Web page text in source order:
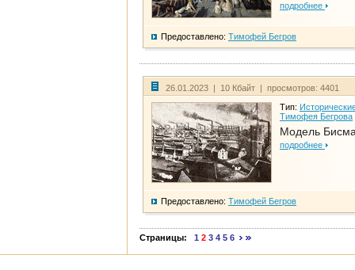
подробнее
Предоставлено: Тимофей Бегров
26.01.2023 | 10 Кбайт | просмотров: 4401
Тип:
Тимофея Бегрова
Модель
подробнее
Предоставлено: Тимофей Бегров
Страницы: 1 2 3 4 5 6